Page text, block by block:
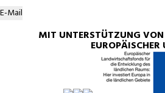
E-Mail
MIT UNTERSTÜTZUNG
EUROPÄISCHER